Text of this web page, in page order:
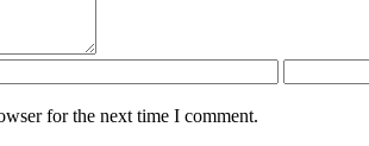
for the next time I comment.